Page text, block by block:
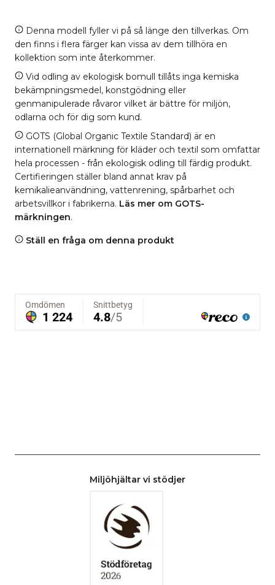
Denna modell fyller vi på så länge den tillverkas. Om
den finns i flera färger kan vissa av dem tillhöra en
kollektion som inte återkommer.
Vid odling av ekologisk bomull tillåts inga kemiska
bekämpningsmedel, konstgödning eller
genmanipulerade råvaror vilket är bättre för miljön,
odlarna och för dig som kund.
GOTS (Global Organic Textile Standard) är en
internationell märkning för kläder och textil som omfattar
hela processen - från ekologisk odling till färdig produkt.
Certifieringen ställer bland annat krav på
kemikalieanvändning, vattenrening, spårbarhet och
arbetsvillkor i fabrikerna. Läs mer om GOTS-
märkningen.
Ställ en fråga om denna produkt
Miljöhjältar vi stödjer